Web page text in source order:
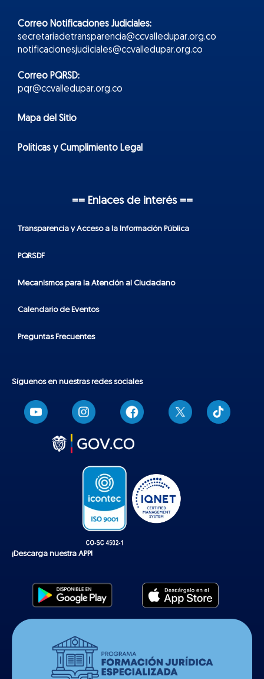
Correo Notificaciones Judiciales:
secretariadetransparencia@ccvalledupar.org.co
notificacionesjudiciales@ccvalledupar.org.co
Correo PQRSD:
pqr@ccvalledupar.org.co
Mapa del Sitio
Políticas y Cumplimiento Legal
== Enlaces de interés ==
Transparencia y Acceso a la Información Pública
PQRSDF
Mecanismos para la Atención al Ciudadano
Calendario de Eventos
Preguntas Frecuentes
Síguenos en nuestras redes sociales
T
i
k
¡Descarga nuestra APP!